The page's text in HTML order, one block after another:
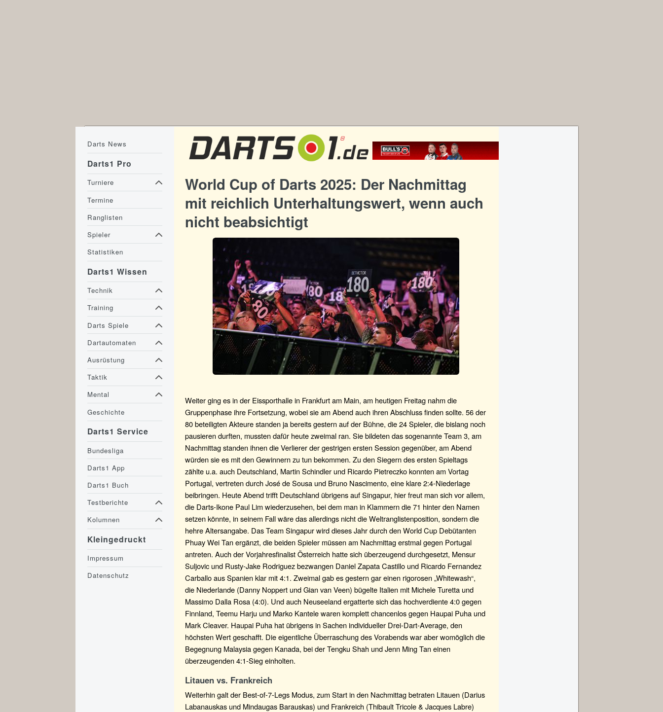
World Cup of Darts 2025: Der Nachmittag
mit reichlich Unterhaltungswert, wenn auch
nicht beabsichtigt
Weiter ging es in der Eissporthalle in Frankfurt am Main, am heutigen Freitag nahm die
Gruppenphase ihre Fortsetzung, wobei sie am Abend auch ihren Abschluss finden sollte. 56 der
80 beteiligten Akteure standen ja bereits gestern auf der Bühne, die 24 Spieler, die bislang noch
pausieren durften, mussten dafür heute zweimal ran. Sie bildeten das sogenannte Team 3, am
Nachmittag standen ihnen die Verlierer der gestrigen ersten Session gegenüber, am Abend
würden sie es mit den Gewinnern zu tun bekommen. Zu den Siegern des ersten Spieltags
zählte u.a. auch Deutschland, Martin Schindler und Ricardo Pietreczko konnten am Vortag
Portugal, vertreten durch José de Sousa und Bruno Nascimento, eine klare 2:4-Niederlage
beibringen. Heute Abend trifft Deutschland übrigens auf Singapur, hier freut man sich vor allem,
die Darts-Ikone Paul Lim wiederzusehen, bei dem man in Klammern die 71 hinter den Namen
setzen könnte, in seinem Fall wäre das allerdings nicht die Weltranglistenposition, sondern die
hehre Altersangabe. Das Team Singapur wird dieses Jahr durch den World Cup Debütanten
Phuay Wei Tan ergänzt, die beiden Spieler müssen am Nachmittag erstmal gegen Portugal
antreten. Auch der Vorjahresfinalist Österreich hatte sich überzeugend durchgesetzt, Mensur
Suljovic und Rusty-Jake Rodriguez bezwangen Daniel Zapata Castillo und Ricardo Fernandez
Carballo aus Spanien klar mit 4:1. Zweimal gab es gestern gar einen rigorosen „Whitewash“,
die Niederlande (Danny Noppert und Gian van Veen) bügelte Italien mit Michele Turetta und
Massimo Dalla Rosa (4:0). Und auch Neuseeland ergatterte sich das hochverdiente 4:0 gegen
Finnland, Teemu Harju und Marko Kantele waren komplett chancenlos gegen Haupai Puha und
Mark Cleaver. Haupai Puha hat übrigens in Sachen individueller Drei-Dart-Average, den
höchsten Wert geschafft. Die eigentliche Überraschung des Vorabends war aber womöglich die
Begegnung Malaysia gegen Kanada, bei der Tengku Shah und Jenn Ming Tan einen
überzeugenden 4:1-Sieg einholten.
Litauen vs. Frankreich
Weiterhin galt der Best-of-7-Legs Modus, zum Start in den Nachmittag betraten Litauen (Darius
Labanauskas und Mindaugas Barauskas) und Frankreich (Thibault Tricole & Jacques Labre)
Darts News
Darts1 Pro
Turniere
Termine
Ranglisten
Spieler
Statistiken
Darts1 Wissen
Technik
Training
Darts Spiele
Dartautomaten
Ausrüstung
Taktik
Mental
Geschichte
Darts1 Service
Bundesliga
Darts1 App
Darts1 Buch
Testberichte
Kolumnen
Kleingedruckt
Impressum
Datenschutz